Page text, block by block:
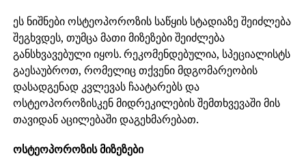
ეს ნიშნები ოსტეოპოროზის საწყის სტადიაზე შეიძლება
შეგხვდეს, თუმცა მათი მიზეზები შეიძლება
განსხვავებული იყოს. რეკომენდებულია, სპეციალისტს
გაესაუბროთ, რომელიც თქვენი მდგომარეობის
დასადგენად კვლევას ჩაატარებს და
ოსტეოპოროზისკენ მიდრეკილების შემთხვევაში მის
თავიდან აცილებაში დაგეხმარებათ.
ოსტეოპოროზის მიზეზები